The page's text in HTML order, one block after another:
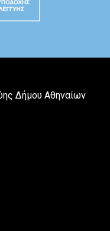
Δήμου Αθηναίων